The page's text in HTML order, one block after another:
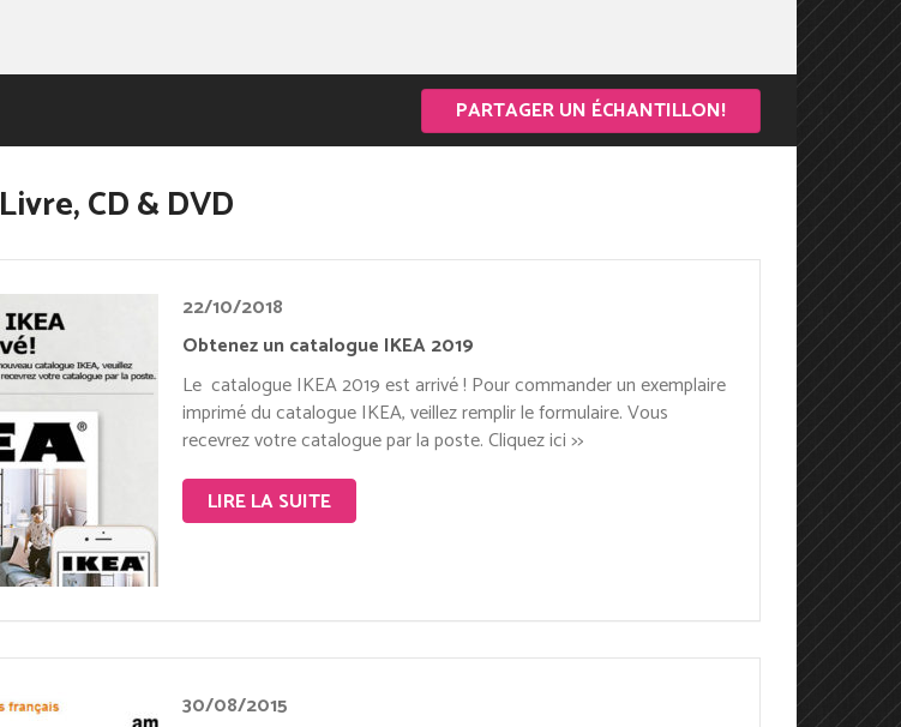
PARTAGER UN ÉCHANTILLON!
Livre, CD & DVD
22/10/2018
Obtenez un catalogue IKEA 2019
Le catalogue IKEA 2019 est arrivé ! Pour commander un exemplaire
imprimé du catalogue IKEA, veillez remplir le formulaire. Vous
recevrez votre catalogue par la poste. Cliquez ici >>
LIRE LA SUITE
30/08/2015